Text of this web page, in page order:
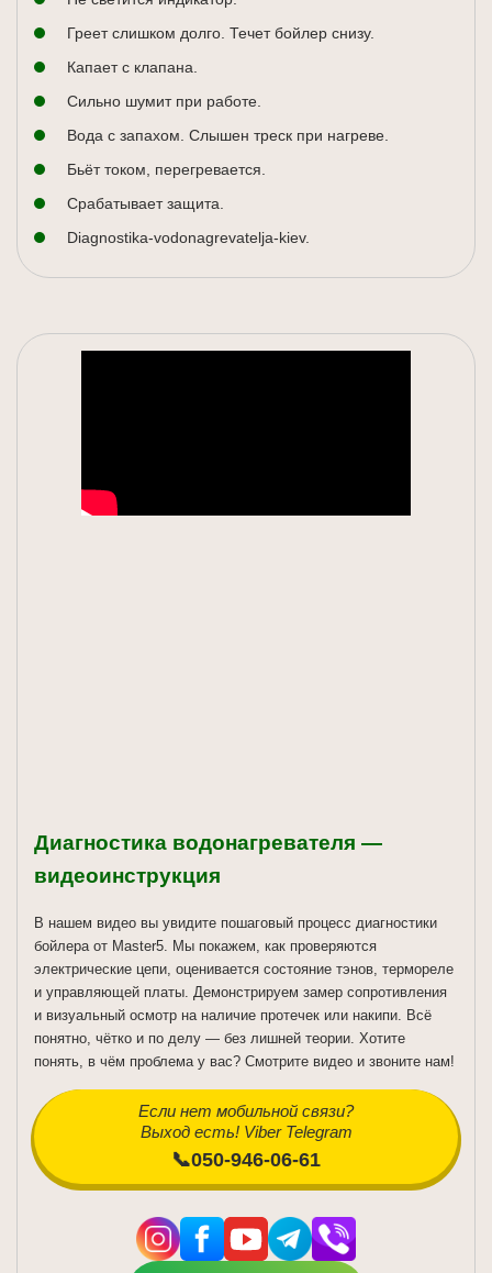
Греет слишком долго. Течет бойлер снизу.
Капает с клапана.
Сильно шумит при работе.
Вода с запахом. Слышен треск при нагреве.
Бьёт током, перегревается.
Срабатывает защита.
Diagnostika-vodonagrevatelja-kiev.
Диагностика водонагревателя —
видеоинструкция
В нашем видео вы увидите пошаговый процесс диагностики
бойлера от Master5. Мы покажем, как проверяются
электрические цепи, оценивается состояние тэнов, термореле
и управляющей платы. Демонстрируем замер сопротивления
и визуальный осмотр на наличие протечек или накипи. Всё
понятно, чётко и по делу — без лишней теории. Хотите
понять, в чём проблема у вас? Смотрите видео и звоните нам!
Если нет мобильной связи?
Выход есть! Viber Telegram
📞050-946-06-61